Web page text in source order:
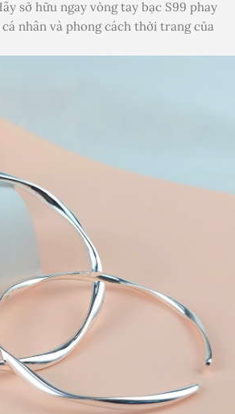
sở hữu ngay vòng tay bạc S99 phay
nhân và phong cách thời trang của